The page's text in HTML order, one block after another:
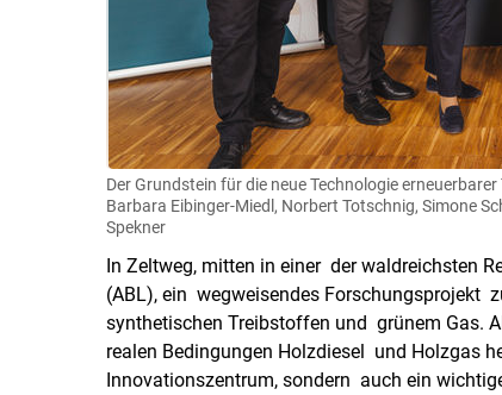
Der Grundstein für die neue Technologie
Barbara Eibinger-Miedl, Norbert Totschnig, Simone
Spekner
In Zeltweg, mitten in einer der waldreichsten
(ABL), ein wegweisendes Forschungsprojekt
synthetischen Treibstoffen und grünem Gas.
realen Bedingungen Holzdiesel und Holzgas
Innovationszentrum, sondern auch ein